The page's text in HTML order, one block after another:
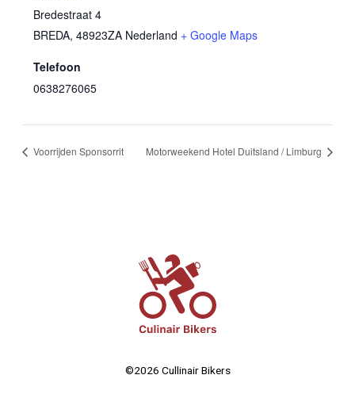
Bredestraat 4
BREDA, 48923ZA Nederland + Google Maps
Telefoon
0638276065
Voorrijden Sponsorrit Motorweekend Hotel Duitsland / Limburg
©2026 Cullinair Bikers